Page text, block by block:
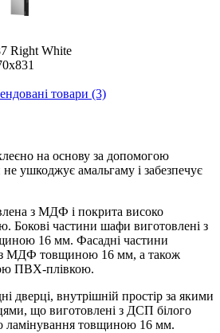
Right White
товари (3)
на основу за допомогою
ушкоджує амальгаму і забезпечує
з МДФ і покрита високо
Бокові частини шафи виготовлені з
16 мм. Фасадні частини
з МДФ товщиною 16 мм, а також
ПВХ-плівкою.
дверці, внутрішній простір за якими
що виготовлені з ДСП білого
ламінування товщиною 16 мм.